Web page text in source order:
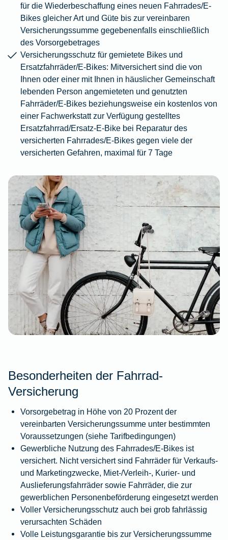
für die Wiederbeschaffung eines neuen Fahrrades/E-
Bikes gleicher Art und Güte bis zur vereinbaren
Versicherungssumme gegebenenfalls einschließlich
des Vorsorgebetrages
Versicherungsschutz für gemietete Bikes und
Ersatzfahrräder/E-Bikes: Mitversichert sind die von
Ihnen oder einer mit Ihnen in häuslicher Gemeinschaft
lebenden Person angemieteten und genutzten
Fahrräder/E-Bikes beziehungsweise ein kostenlos von
einer Fachwerkstatt zur Verfügung gestelltes
Ersatzfahrrad/Ersatz-E-Bike bei Reparatur des
versicherten Fahrrades/E-Bikes gegen viele der
versicherten Gefahren, maximal für 7 Tage
Besonderheiten der Fahrrad-
Versicherung
Vorsorgebetrag in Höhe von 20 Prozent der
vereinbarten Versicherungssumme unter bestimmten
Voraussetzungen (siehe Tarifbedingungen)
Gewerbliche Nutzung des Fahrrades/E-Bikes ist
versichert. Nicht versichert sind Fahrräder für Verkaufs-
und Marketingzwecke, Miet-/Verleih-, Kurier- und
Auslieferungsfahrräder sowie Fahrräder, die zur
gewerblichen Personenbeförderung eingesetzt werden
Voller Versicherungsschutz auch bei grob fahrlässig
verursachten Schäden
Volle Leistungsgarantie bis zur Versicherungssumme